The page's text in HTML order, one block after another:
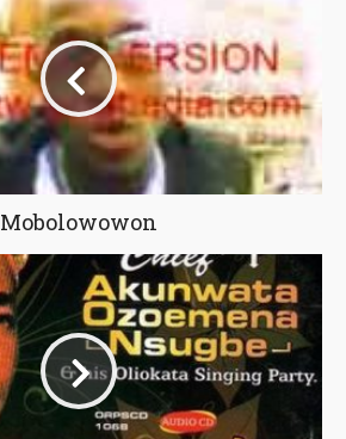
Mobolowowon